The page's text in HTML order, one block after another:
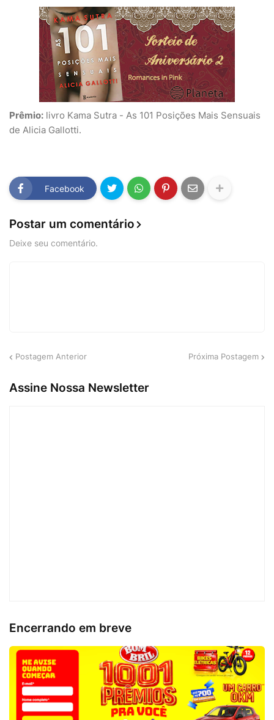
Prêmio: livro Kama Sutra - As 101 Posições Mais Sensuais
de Alicia Gallotti.
Facebook
Postar um comentário
Deixe seu comentário.
Postagem Anterior Próxima Postagem
Assine Nossa Newsletter
Encerrando em breve